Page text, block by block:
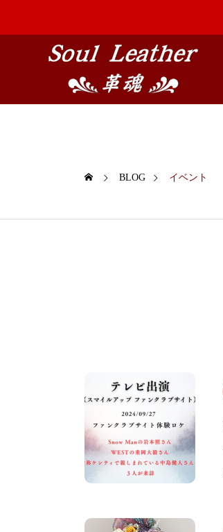
BLOG イベント